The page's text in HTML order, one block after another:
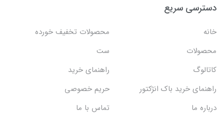
دسترسی سریع
خانه
محصولات تخفیف خورده
محصولات
ست
کاتالوگ
راهنمای خرید
راهنمای خرید باک انژکتور
حریم خصوصی
درباره ما
تماس با ما